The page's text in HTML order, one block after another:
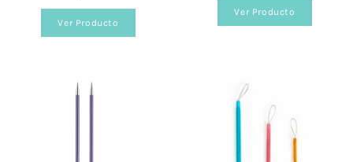
encontrarás distintos formatos de color y estilo.
¿Cuánto valen los gastos de envío?
¿Realizáis envíos gratuitos?
Ver Producto
Ver Producto